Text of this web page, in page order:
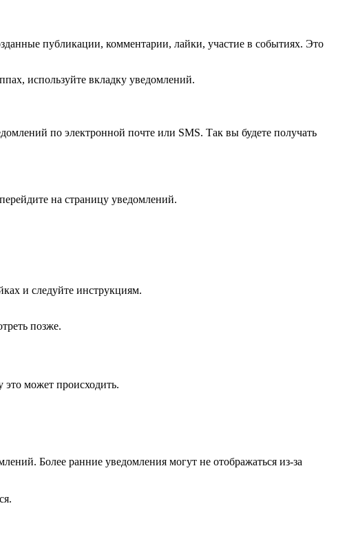
публикации, комментарии, лайки, участие в событиях. Это
используйте вкладку уведомлений.
по электронной почте или SMS. Так вы будете получать
на страницу уведомлений.
и следуйте инструкциям.
позже.
это может происходить.
Более ранние уведомления могут не отображаться из-за